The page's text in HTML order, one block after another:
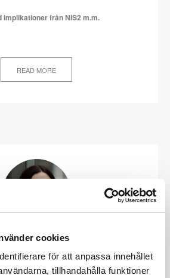
cookies
för att anpassa innehållet
tillhandahålla funktioner
implikationer från NIS2 m.m.
READ MORE